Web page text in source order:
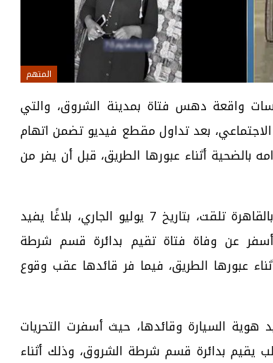
المتهم
واقعة دهس فتاة بمدينة الشروق، والتي
بعد تداول مقطع فيديو تضمن اتهام
بالضحية أثناء عبورها الطريق، قبل أن يفر من
وبالفحص، تبين أن إدارة شرطة النجدة بالقاهرة تلقت، بتاريخ 7 يوليو الجاري، بلاغًا يفيد
عن وفاة فتاة تقيم بدائرة قسم شرطة
عبورها الطريق، فيما فر قائدها عقب وقوع
هوية السيارة وقائدها، حيث أسفرت التحريات
يقيم بدائرة قسم شرطة الشروق، وذلك أثناء